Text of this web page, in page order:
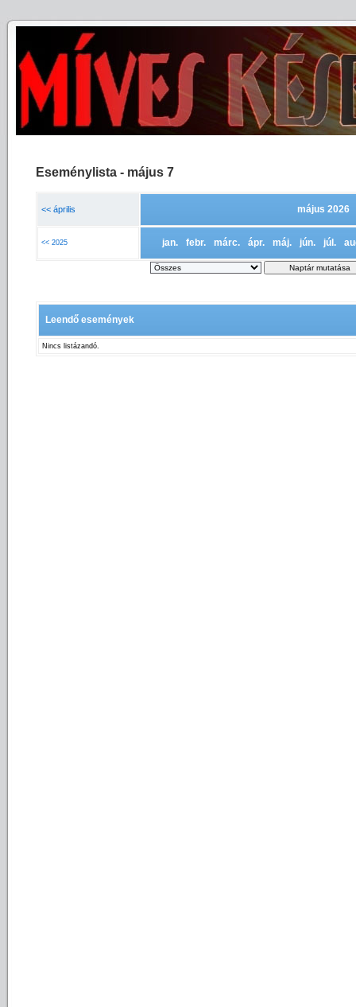
Eseménylista - május 7
<< április május 2026
<< 2025 jan. febr. márc. ápr. máj. jún. júl.
Leendő események
Nincs listázandó.